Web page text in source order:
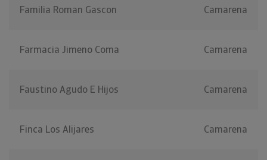
Familia Roman Gascon Camarena
Farmacia Jimeno Coma Camarena
Faustino Agudo E Hijos Camarena
Finca Los Alijares Camarena